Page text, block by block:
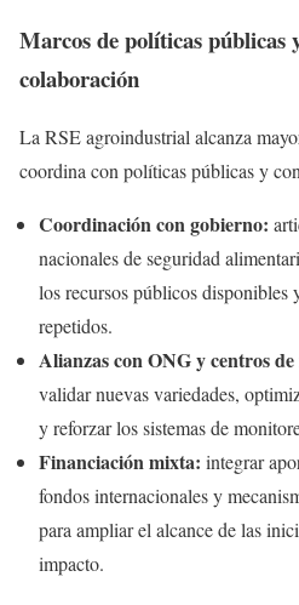
Marcos de políticas públicas
colaboración
La RSE agroindustrial alcanza
coordina con políticas públicas y
Coordinación con gobierno:
nacionales de seguridad
los recursos públicos disponibles
repetidos.
Alianzas con ONG y centros
validar nuevas variedades,
y reforzar los sistemas de
Financiación mixta: integrar
fondos internacionales y
para ampliar el alcance de las
impacto.